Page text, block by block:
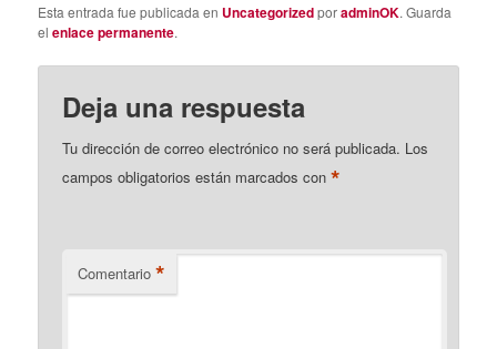
Esta entrada fue publicada en UncategorizedporadminOK. Guarda
elenlace permanente.
Deja una respuesta
Tu dirección de correo electrónico no será publicada. Los
campos obligatorios están marcados con*
Comentario *